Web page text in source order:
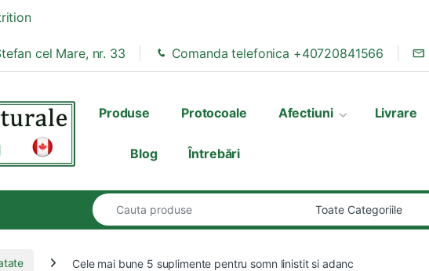
cel Mare, nr. 33 Comanda telefonica +40720841566
Produse Protocoale Afectiuni Livrare
Blog Întrebări
Search for:
Cele mai bune 5 suplimente pentru somn linistit si adanc